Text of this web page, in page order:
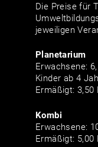
Die Preise für
jeweiligen
Planetarium
Erwachsene:
Kinder ab 4
Ermäßigt: 3,50
Kombi
Erwachsene:
Ermäßigt: 5,00